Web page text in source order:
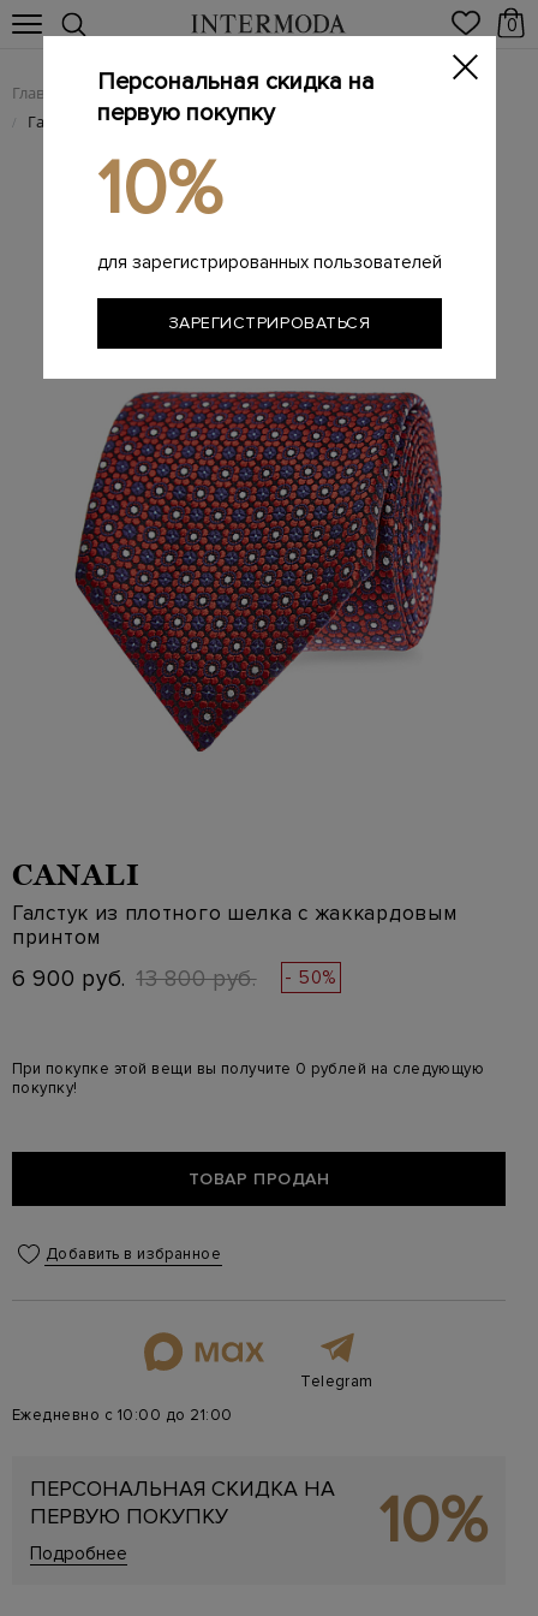
0
Главная Мужчинам / Аксессуары / Галстуки
/ Галстук из плотного шелка с жаккардовым принтом
CANALI
Галстук из плотного шелка с жаккардовым
принтом
6 900 руб. 13 800 руб. - 50%
При покупке этой вещи вы получите 0 рублей на следующую
покупку!
ТОВАР ПРОДАН
Добавить в избранное
Telegram
Ежедневно с 10:00 до 21:00
ПЕРСОНАЛЬНАЯ СКИДКА НА
ПЕРВУЮ ПОКУПКУ
Подробнее 10%
Персональная скидка на
первую покупку
10%
для зарегистрированных пользователей
ЗАРЕГИСТРИРОВАТЬСЯ